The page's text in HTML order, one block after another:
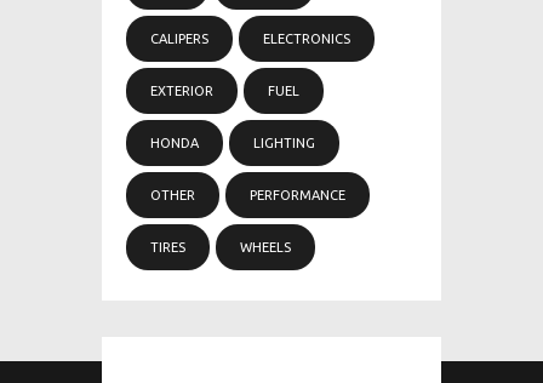
CALIPERS ELECTRONICS
EXTERIOR FUEL
HONDA LIGHTING
OTHER PERFORMANCE
TIRES WHEELS